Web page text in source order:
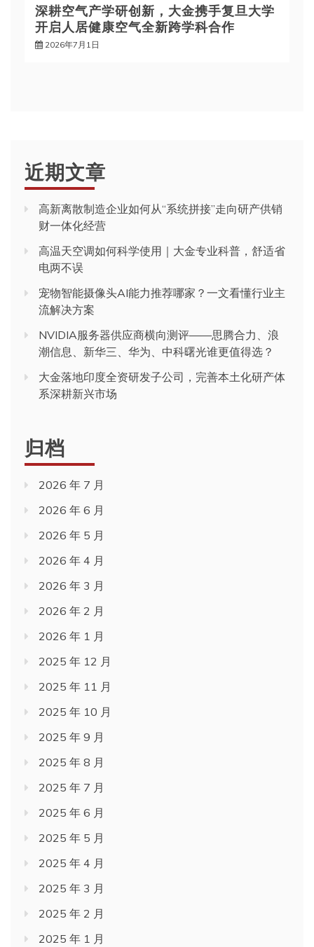
深耕空气产学研创新，大金携手复旦大学
开启人居健康空气全新跨学科合作
2026年7月1日
近期文章
高新离散制造企业如何从“系统拼接”走向研产供销
财一体化经营
高温天空调如何科学使用｜大金专业科普，舒适省
电两不误
宠物智能摄像头AI能力推荐哪家？一文看懂行业主
流解决方案
NVIDIA服务器供应商横向测评——思腾合力、浪
潮信息、新华三、华为、中科曙光谁更值得选？
大金落地印度全资研发子公司，完善本土化研产体
系深耕新兴市场
归档
2026 年 7 月
2026 年 6 月
2026 年 5 月
2026 年 4 月
2026 年 3 月
2026 年 2 月
2026 年 1 月
2025 年 12 月
2025 年 11 月
2025 年 10 月
2025 年 9 月
2025 年 8 月
2025 年 7 月
2025 年 6 月
2025 年 5 月
2025 年 4 月
2025 年 3 月
2025 年 2 月
2025 年 1 月